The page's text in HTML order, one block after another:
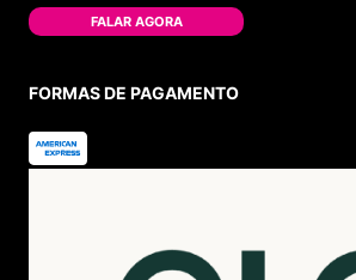
FALAR AGORA
FORMAS DE PAGAMENTO